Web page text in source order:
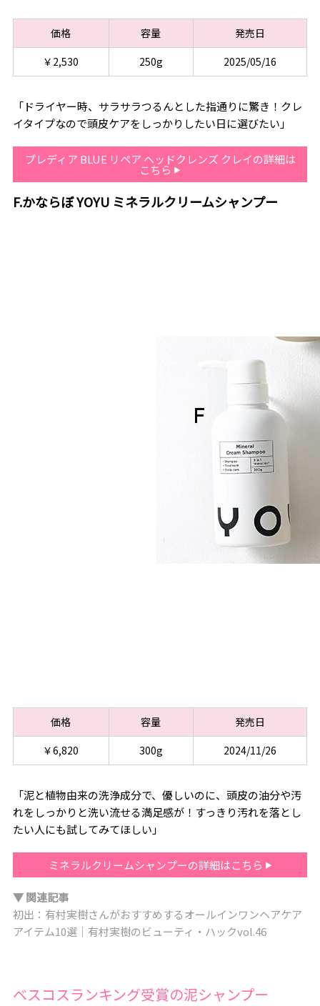
価格 容量
発売日
￥2,530
250g 2025/05/16
「ドライヤー時、サラサラつるんとした指通りに驚き！クレ
イタイプなので頭皮ケアをしっかりしたい日に選びたい」
プレディア BLUE リペア ヘッドクレンズ クレイの詳細は
こちら
F.かならぼ YOYU ミネラルクリームシャンプー
価格 容量
発売日
￥6,820
300g 2024/11/26
「泥と植物由来の洗浄成分で、優しいのに、頭皮の油分や汚
れをしっかりと洗い流せる満足感が！すっきり汚れを落とし
たい人にも試してみてほしい」
ミネラルクリームシャンプーの詳細はこちら
▼ 関連記事
初出：有村実樹さんがおすすめするオールインワンヘアケア
アイテム10選｜有村実樹のビューティ・ハックvol.46
ベスコスランキング受賞の泥シャンプー